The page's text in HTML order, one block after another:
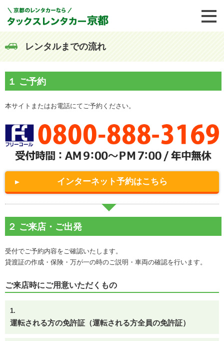
レンタルまでの流れ
本サイトまたはお電話にてご予約ください。
インターネット予約はこちら
受付でご予約内容をご確認いたします。
貸渡証の作成・保険・万が一の時のご説明・車両の確認を行います。
ご来店時にご用意いただくもの
運転される方の免許証（運転される方全員の免許証）